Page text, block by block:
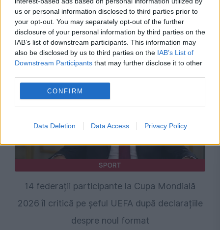
us or personal information disclosed to third parties prior to
your opt-out. You may separately opt-out of the further
disclosure of your personal information by third parties on the
IAB’s list of downstream participants. This information may
also be disclosed by us to third parties on the IAB’s List of
Downstream Participants that may further disclose it to other
CONFIRM
Data Deletion Data Access Privacy Policy
Recomandările noastre
SPORT
14 federații participante la Cupa Mondială
2026 îl critică pe șeful UEFA după declarațiile
despre noul format